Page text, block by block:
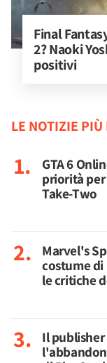
Final
2? Naoki
positivi
LE NOTIZIE PIÙ
GTA 6
priorità per
Take-Two
Marvel's
costume di
le critiche
Il publisher